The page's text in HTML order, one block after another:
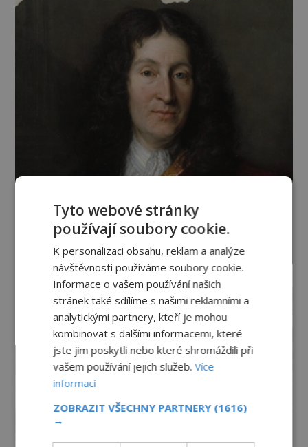
Tyto webové stránky
používají soubory cookie.
K personalizaci obsahu, reklam a analýze
návštěvnosti používáme soubory cookie.
Informace o vašem používání našich
stránek také sdílíme s našimi reklamními a
analytickými partnery, kteří je mohou
kombinovat s dalšími informacemi, které
jste jim poskytli nebo které shromáždili při
vašem používání jejich služeb.Více
informací
ZOBRAZIT VŠECHNY PARTNERY (1616)
→